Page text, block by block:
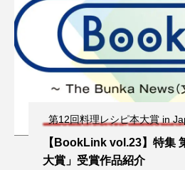
第12回料理レシピ本大賞 in
【BookLink vol.23】特集
大賞」受賞作品紹介